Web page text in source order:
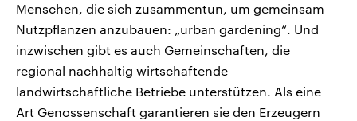
Menschen, die sich zusammentun, um gemeinsam
Nutzpflanzen anzubauen: „urban gardening“. Und
inzwischen gibt es auch Gemeinschaften, die
regional nachhaltig wirtschaftende
landwirtschaftliche Betriebe unterstützen. Als eine
Art Genossenschaft garantieren sie den Erzeugern